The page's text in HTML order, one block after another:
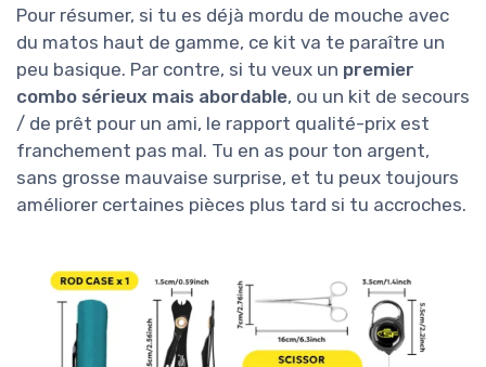
Pour résumer, si tu es déjà mordu de mouche avec
du matos haut de gamme, ce kit va te paraître un
peu basique. Par contre, si tu veux un premier
combo sérieux mais abordable, ou un kit de secours
/ de prêt pour un ami, le rapport qualité-prix est
franchement pas mal. Tu en as pour ton argent,
sans grosse mauvaise surprise, et tu peux toujours
améliorer certaines pièces plus tard si tu accroches.